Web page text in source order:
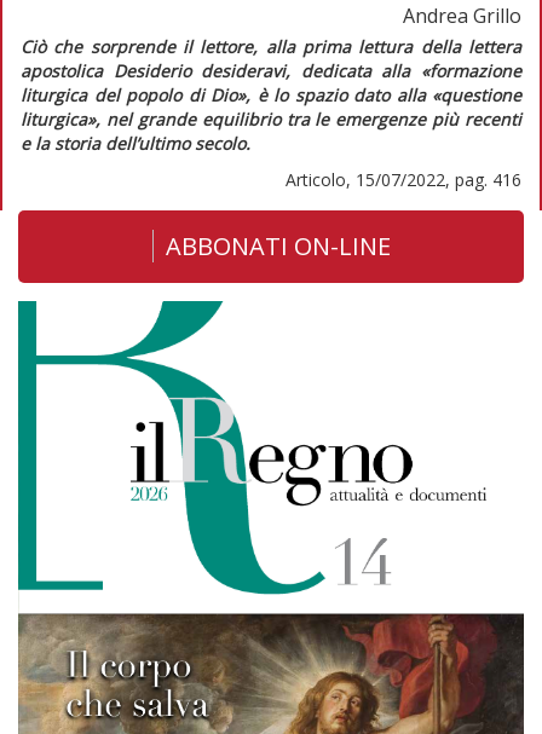
Andrea Grillo
Ciò che sorprende il lettore, alla prima lettura della lettera
apostolica Desiderio desideravi, dedicata alla «formazione
liturgica del popolo di Dio», è lo spazio dato alla «questione
liturgica», nel grande equilibrio tra le emergenze più recenti
e la storia dell’ultimo secolo.
Articolo, 15/07/2022, pag. 416
ABBONATI ON-LINE